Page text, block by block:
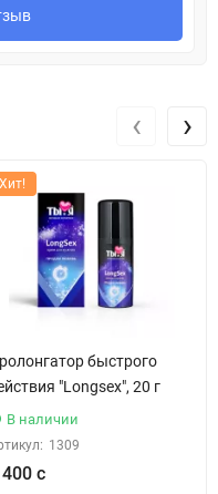
Хит!
быстрого
"Longsex", 20 г
В наличии
1309
с
‹ ›